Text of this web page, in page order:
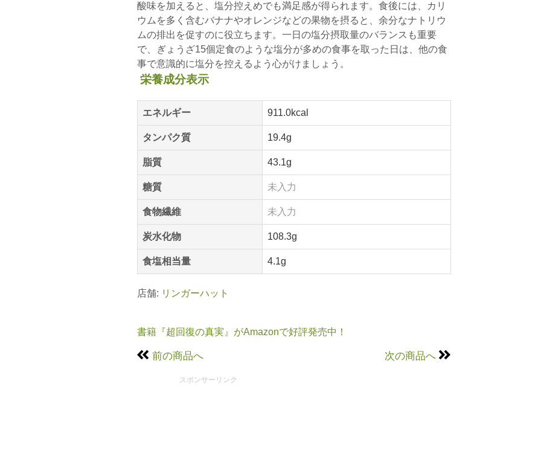
酸味を加えると、塩分控えめでも満足感が得られます。食後には、カリ
ウムを多く含むバナナやオレンジなどの果物を摂ると、余分なナトリウ
ムの排出を促すのに役立ちます。一日の塩分摂取量のバランスも重要
で、ぎょうざ15個定食のような塩分が多めの食事を取った日は、他の食
事で意識的に塩分を控えるよう心がけましょう。
栄養成分表示
エネルギー 911.0kcal
タンパク質 19.4g
脂質 43.1g
糖質 未入力
食物繊維 未入力
炭水化物 108.3g
食塩相当量 4.1g
店舗: リンガーハット
書籍『超回復の真実』がAmazonで好評発売中！
前の商品へ 次の商品へ
スポンサーリンク